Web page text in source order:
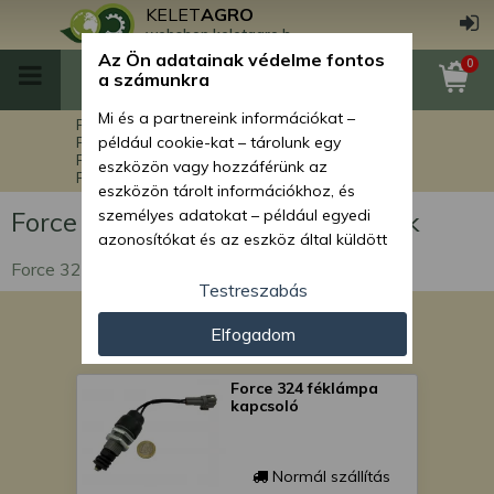
KELETAGRO
webshop.keletagro.hu
0
Főoldal
Force alkatrészek
Force kistraktorok alkatrészei
Force 324 kistraktor alkatrészek
Force 324 elektromos alkatrészek
Force 324 elektromos alkatrészek
Force 324 elektromos alkatrészek
Force 324 féklámpa
kapcsoló
Normál szállítás
Az Ön adatainak védelme fontos
a számunkra
Mi és a partnereink információkat –
például cookie-kat – tárolunk egy
eszközön vagy hozzáférünk az
eszközön tárolt információkhoz, és
személyes adatokat – például egyedi
azonosítókat és az eszköz által küldött
személyre szabott hirdetések és
tartalom nyújtásához, hirdetés- és
tartalomméréshez, nézettségi adatok
gyűjtéséhez, valamint termékek
kifejlesztéséhez és a termékek
javításához. Az Ön engedélyével mi és a
partnereink eszközleolvasásos
módszerrel szerzett pontos geolokációs
adatokat és azonosítási információkat
Testreszabás
Elfogadom